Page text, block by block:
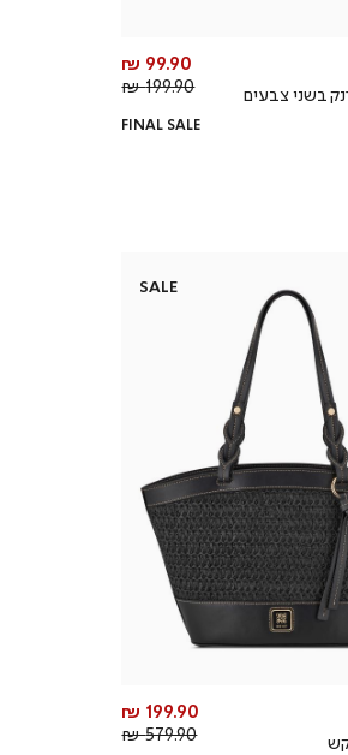
מחיר
מוצר
99.90 ₪
מחיר
199.90 ₪
FINAL SALE
SALE
מחיר
מוצר
199.90 ₪
מחיר
579.90 ₪